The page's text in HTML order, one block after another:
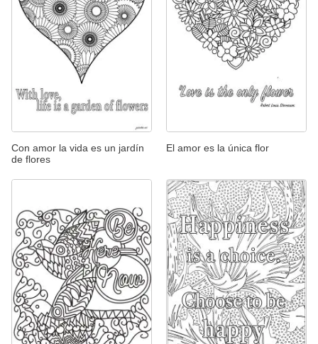
Con amor la vida es un jardín
de flores
El amor es la única flor